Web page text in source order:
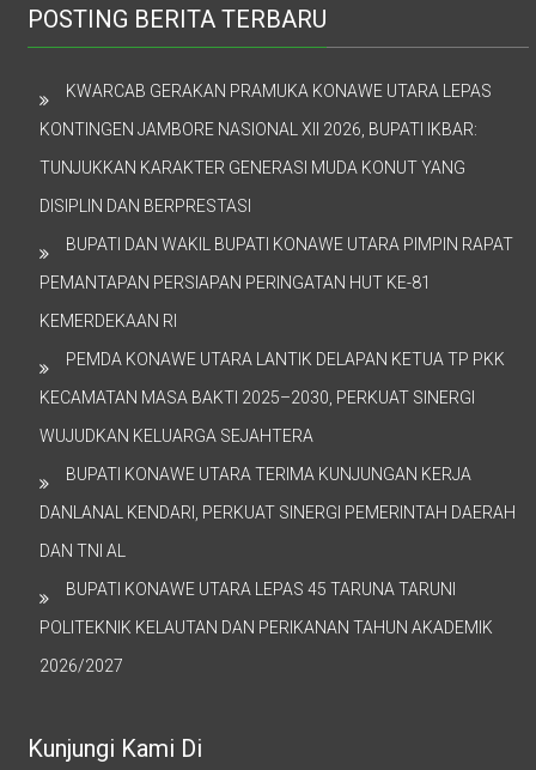
POSTING BERITA TERBARU
KWARCAB GERAKAN PRAMUKA KONAWE UTARA LEPAS
KONTINGEN JAMBORE NASIONAL XII 2026, BUPATI IKBAR:
TUNJUKKAN KARAKTER GENERASI MUDA KONUT YANG
DISIPLIN DAN BERPRESTASI
BUPATI DAN WAKIL BUPATI KONAWE UTARA PIMPIN RAPAT
PEMANTAPAN PERSIAPAN PERINGATAN HUT KE-81
KEMERDEKAAN RI
PEMDA KONAWE UTARA LANTIK DELAPAN KETUA TP PKK
KECAMATAN MASA BAKTI 2025–2030, PERKUAT SINERGI
WUJUDKAN KELUARGA SEJAHTERA
BUPATI KONAWE UTARA TERIMA KUNJUNGAN KERJA
DANLANAL KENDARI, PERKUAT SINERGI PEMERINTAH DAERAH
DAN TNI AL
BUPATI KONAWE UTARA LEPAS 45 TARUNA TARUNI
POLITEKNIK KELAUTAN DAN PERIKANAN TAHUN AKADEMIK
2026/2027
Kunjungi Kami Di